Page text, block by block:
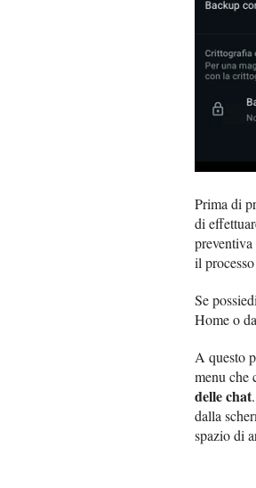
Prima di
di
il
Se
Home o
A questo
menu che
delle chat
dalla
spazio di